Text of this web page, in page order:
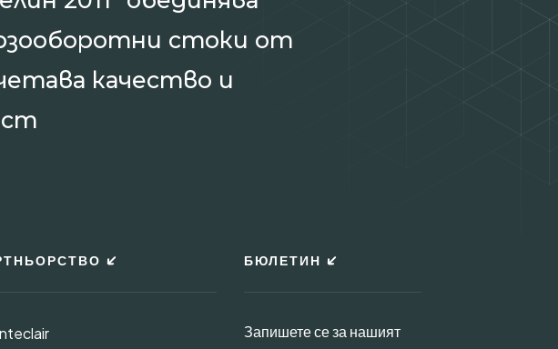
стоки от
качество и
БЮЛЕТИН
Запишете се за нашият